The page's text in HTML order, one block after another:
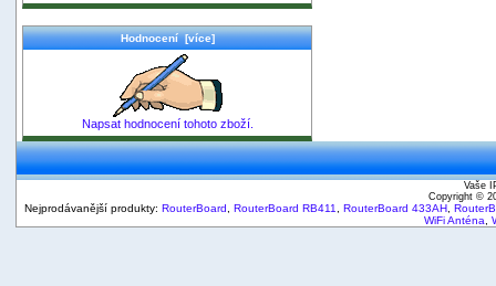
Hodnocení [více]
Napsat hodnocení tohoto zboží.
Vaše
Copyright ©
Nejprodávanější produkty: RouterBoard RouterBoard RB411 RouterBoard 433AH
WiFi Anténa